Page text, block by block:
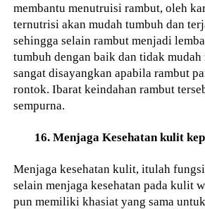
membantu menutruisi rambut, oleh
ternutrisi akan mudah tumbuh dan
sehingga selain rambut menjadi
tumbuh dengan baik dan tidak
sangat disayangkan apabila rambut
rontok. Ibarat keindahan rambut
sempurna.
16. Menjaga Kesehatan kulit
Menjaga kesehatan kulit, itulah
selain menjaga kesehatan pada kulit
pun memiliki khasiat yang sama